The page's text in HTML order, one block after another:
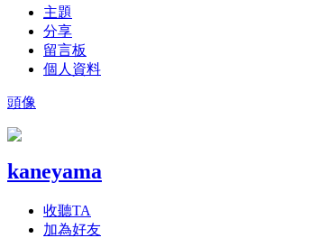
主題
分享
留言板
個人資料
頭像
kaneyama
收聽TA
加為好友